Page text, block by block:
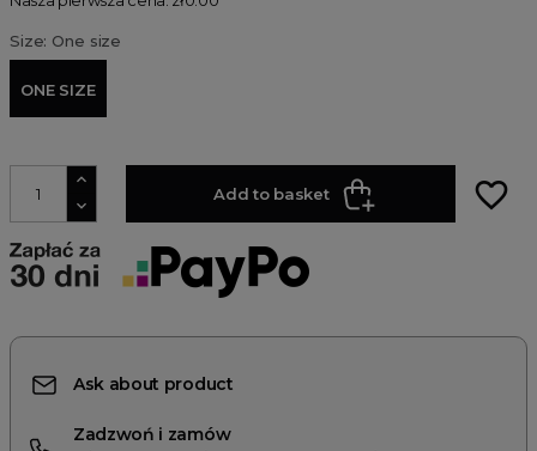
Size: One size
ONE SIZE
Add to basket favorite_border
Ask about product
Zadzwoń i zamów